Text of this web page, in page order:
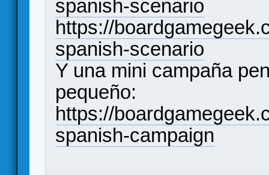
spanish-scenario
https://
spanish-scenario
Y una mini campaña
pequeño:
https://
spanish-campaign